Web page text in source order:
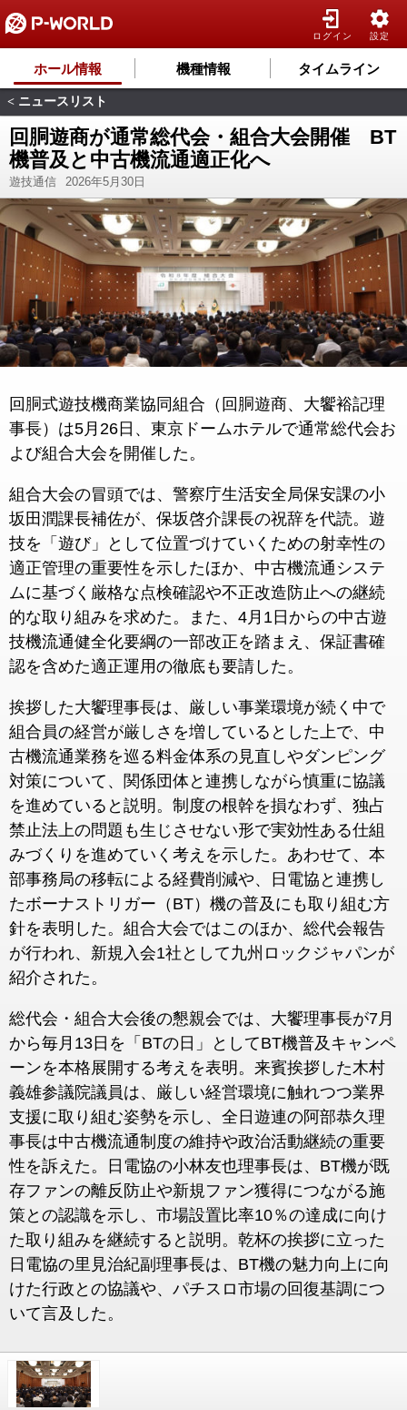
ログイン 設定
ホール情報 機種情報 タイムライン
< ニュースリスト
回胴遊商が通常総代会・組合大会開催 BT
機普及と中古機流通適正化へ
遊技通信 2026年5月30日
回胴式遊技機商業協同組合（回胴遊商、大饗裕記理
事長）は5月26日、東京ドームホテルで通常総代会お
よび組合大会を開催した。
組合大会の冒頭では、警察庁生活安全局保安課の小
坂田潤課長補佐が、保坂啓介課長の祝辞を代読。遊
技を「遊び」として位置づけていくための射幸性の
適正管理の重要性を示したほか、中古機流通システ
ムに基づく厳格な点検確認や不正改造防止への継続
的な取り組みを求めた。また、4月1日からの中古遊
技機流通健全化要綱の一部改正を踏まえ、保証書確
認を含めた適正運用の徹底も要請した。
挨拶した大饗理事長は、厳しい事業環境が続く中で
組合員の経営が厳しさを増しているとした上で、中
古機流通業務を巡る料金体系の見直しやダンピング
対策について、関係団体と連携しながら慎重に協議
を進めていると説明。制度の根幹を損なわず、独占
禁止法上の問題も生じさせない形で実効性ある仕組
みづくりを進めていく考えを示した。あわせて、本
部事務局の移転による経費削減や、日電協と連携し
たボーナストリガー（BT）機の普及にも取り組む方
針を表明した。組合大会ではこのほか、総代会報告
が行われ、新規入会1社として九州ロックジャパンが
紹介された。
総代会・組合大会後の懇親会では、大饗理事長が7月
から毎月13日を「BTの日」としてBT機普及キャンペ
ーンを本格展開する考えを表明。来賓挨拶した木村
義雄参議院議員は、厳しい経営環境に触れつつ業界
支援に取り組む姿勢を示し、全日遊連の阿部恭久理
事長は中古機流通制度の維持や政治活動継続の重要
性を訴えた。日電協の小林友也理事長は、BT機が既
存ファンの離反防止や新規ファン獲得につながる施
策との認識を示し、市場設置比率10％の達成に向け
た取り組みを継続すると説明。乾杯の挨拶に立った
日電協の里見治紀副理事長は、BT機の魅力向上に向
けた行政との協議や、パチスロ市場の回復基調につ
いて言及した。